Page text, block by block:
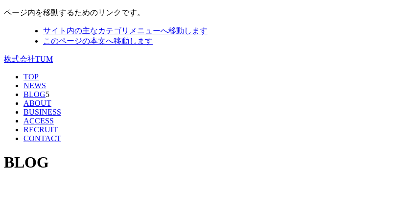
ページ内を移動するためのリンクです。
サイト内の主なカテゴリメニューへ移動します
このページの本文へ移動します
株式会社TUM
TOP
NEWS
BLOG5
ABOUT
BUSINESS
ACCESS
RECRUIT
CONTACT
BLOG